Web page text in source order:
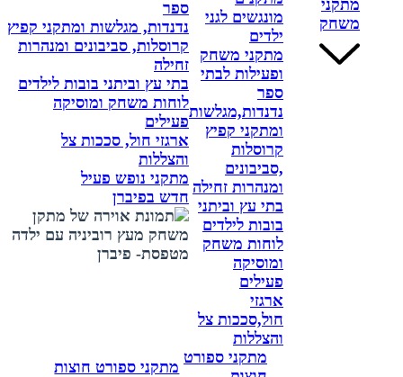
מתקני
משחק
מונגשים לגני
ילדים
מתקני משחק
ופעילות לבתי
ספר
נדנדות,מגלשות
ומתקני קפיץ
קרוסלות
,סביבונים
ומנהרות זחילה
בתי עץ וביתני
בובות לילדים
לוחות משחק
ומוסיקה
פעילים
ארגזי
חול,סככות צל
והצללות
ספר
נדנדות, מגלשות ומתקני קפיץ
קרוסלות, סביבונים ומנהרות
זחילה
בתי עץ וביתני בובות לילדים
לוחות משחק ומוסיקה
פעילים
ארגזי חול, סככות צל
והצללות
מתקני נופש פעיל
חדש בפיברן
מתקני ספורט
מתקני ספורט חוצות